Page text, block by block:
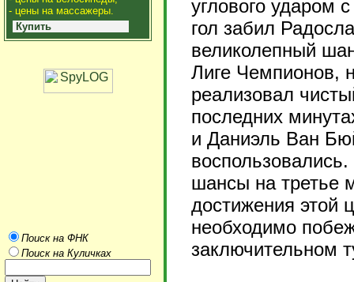
- цены на массажеры.
Купить
Поиск на ФНК
Поиск на Куличках
углового ударом
гол забил
великолепный
Лиге Чемпионов,
реализовал
последних
и Даниэль Ван
шансы на третье
достижения этой
необходимо
заключительном